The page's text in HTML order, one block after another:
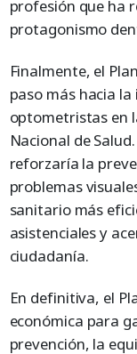
profesión que ha
protagonismo
Finalmente, el
paso más hacia
optometristas en
Nacional de
reforzaría la
problemas
sanitario más
asistenciales y
ciudadanía.
En definitiva, el
económica para
prevención, la